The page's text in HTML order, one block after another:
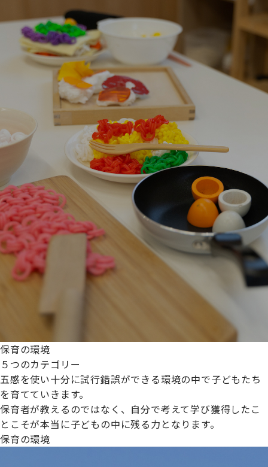
保育の環境
５つのカテゴリー
五感を使い十分に試行錯誤ができる環境の中で子どもたち
を育てていきます。
保育者が教えるのではなく、自分で考えて学び獲得したこ
とこそが本当に子どもの中に残る力となります。
保育の環境